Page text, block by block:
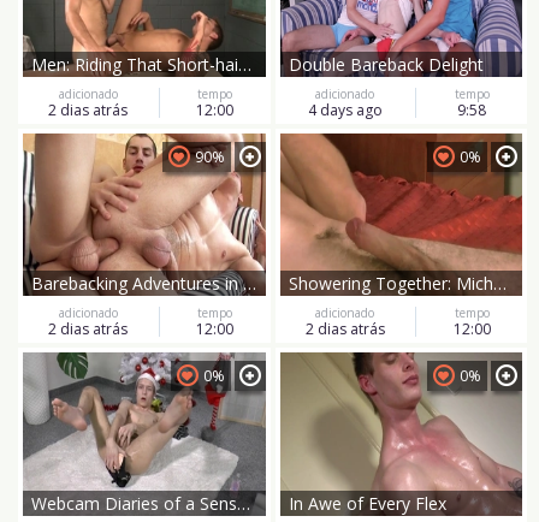
Men: Riding That Short-haired Twink
adicionado
2 dias atrás
tempo
12:00
Double Bareback Delight
adicionado
4 days ago
tempo
9:58
Barebacking Adventures in Blondville
90%
adicionado
2 dias atrás
tempo
12:00
Showering Together: Michael and Me
0%
adicionado
2 dias atrás
tempo
12:00
Webcam Diaries of a Sensuous Skater Twink
0%
In Awe of Every Flex
0%